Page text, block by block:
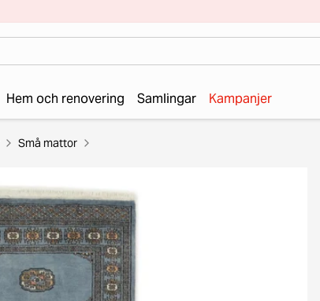
Hem och renovering Samlingar Kampanjer
Små mattor